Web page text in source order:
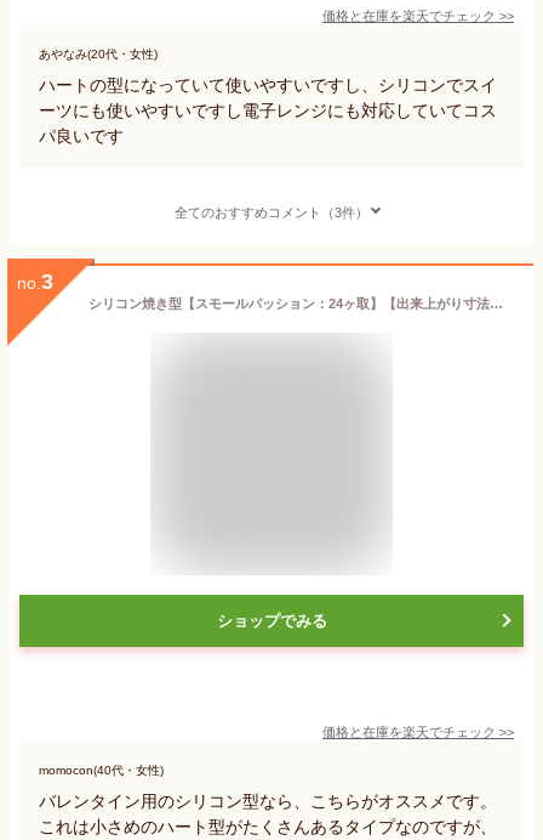
価格と在庫を楽天でチェック >>
あやなみ(20代・女性)
ハートの型になっていて使いやすいですし、シリコンでスイ
ーツにも使いやすいですし電子レンジにも対応していてコス
パ良いです
全てのおすすめコメント（3件）
no. 3
シリコン焼き型【スモールパッション：24ヶ取】【出来上がり寸法：34x33x21mm】本体サイズ：300x175mm シリコン型 オーブン対応 食洗機対応 電子レンジ対応 シリコマート シリコンフレックス デザート ドルチェ バレンタイン ホワイトデー ハート ミニ
ショップでみる
価格と在庫を楽天でチェック >>
momocon(40代・女性)
バレンタイン用のシリコン型なら、こちらがオススメです。
これは小さめのハート型がたくさんあるタイプなのですが、